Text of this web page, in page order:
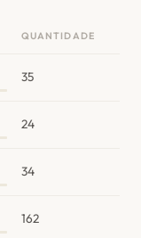
QUANTIDADE
35
24
34
162